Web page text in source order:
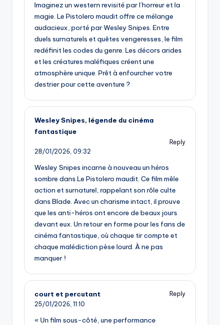
Imaginez un western revisité par l’horreur et la
magie. Le Pistolero maudit offre ce mélange
audacieux, porté par Wesley Snipes. Entre
duels surnaturels et quêtes vengeresses, le film
redéfinit les codes du genre. Les décors arides
et les créatures maléfiques créent une
atmosphère unique. Prêt à enfourcher votre
destrier pour cette aventure ?
Wesley Snipes, légende du cinéma
fantastique
Reply
28/01/2026, 09:32
Wesley Snipes incarne à nouveau un héros
sombre dans Le Pistolero maudit. Ce film mêle
action et surnaturel, rappelant son rôle culte
dans Blade. Avec un charisme intact, il prouve
que les anti-héros ont encore de beaux jours
devant eux. Un retour en forme pour les fans de
cinéma fantastique, où chaque tir compte et
chaque malédiction pèse lourd. À ne pas
manquer !
court et percutant
Reply
25/01/2026, 11:10
« Un film sous-côté, une performance